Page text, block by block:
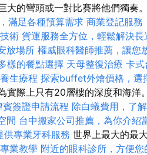
大的彎頭或一對比賽將他們獨奏。
滿足各種預算需求 商業登記服務
術 貨運服務全方位，輕鬆解決長
放場所 權威眼科醫師推薦，讓您
樣的餐點選擇 天母整復治療 卡式
生療程 探索buffet外燴價格，選
實際上只有20層樓的深度和海洋。
賓簽證申請流程 除白蟻費用，了
間 台中搬家公司推薦，為你介紹
供專業牙科服務 世界上最大的最
業教學 附近的眼科診所，方便您